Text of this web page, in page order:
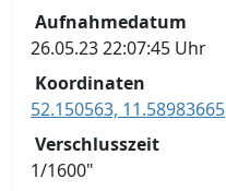
Aufnahmedatum
26.05.23 22:07:45 Uhr
Koordinaten
52.150563, 11.58983665
Verschlusszeit
1/1600"